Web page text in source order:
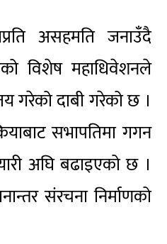
असहमति जनाउँदै
विशेष महाधिवेशनले
गरेको दाबी गरेको छ ।
सभापतिमा गगन
अघि बढाइएको छ ।
संरचना निर्माणको